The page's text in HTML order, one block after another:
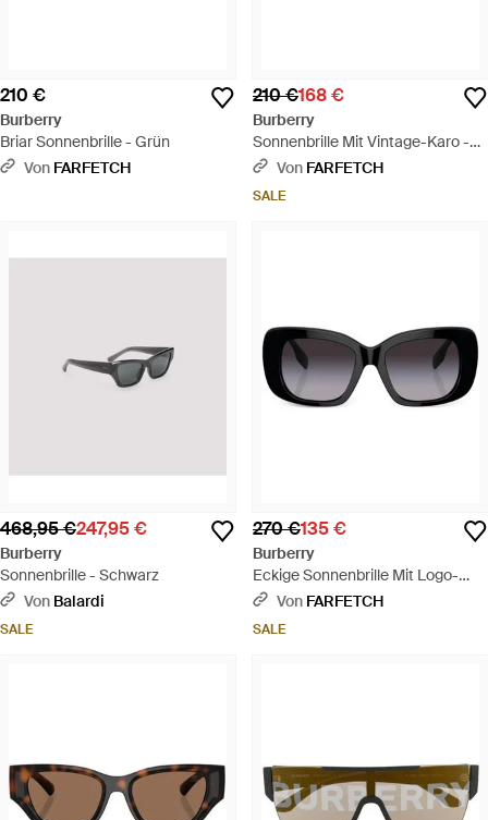
210 €
Burberry
Briar Sonnenbrille - Grün
Von FARFETCH
210 €168 €
Burberry
Sonnenbrille Mit Vintage-Karo -
Schwarz
Von FARFETCH
SALE
468,95 €247,95 €
Burberry
Sonnenbrille - Schwarz
Von Balardi
SALE
270 €135 €
Burberry
Eckige Sonnenbrille Mit Logo-
Print - Schwarz
Von FARFETCH
SALE